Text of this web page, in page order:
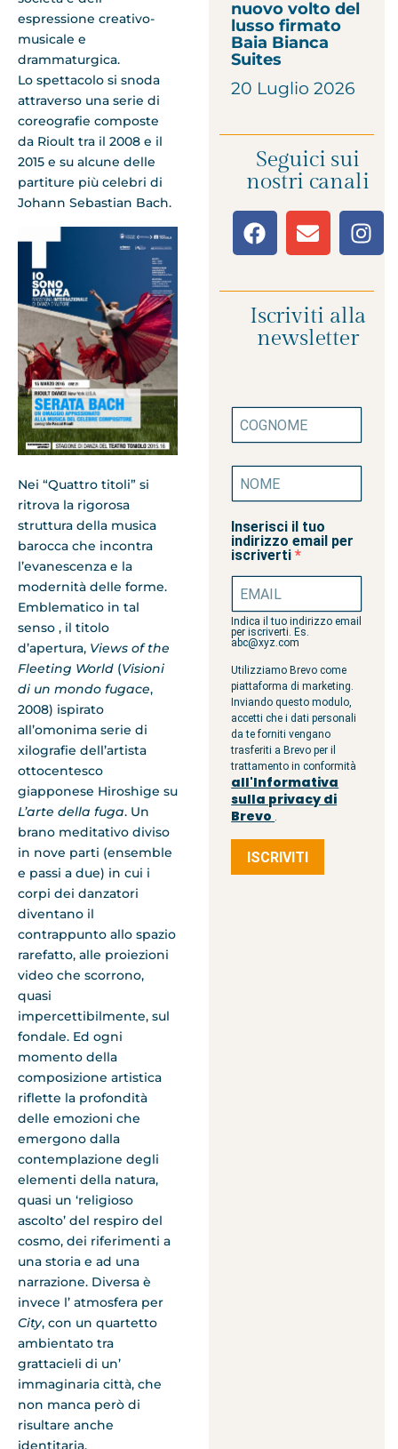
espressione creativo-
musicale e
drammaturgica.
Lo spettacolo si snoda
attraverso una serie di
coreografie composte
da Rioult tra il 2008 e il
2015 e su alcune delle
partiture più celebri di
Johann Sebastian Bach.
Nei “Quattro titoli” si
ritrova la rigorosa
struttura della musica
barocca che incontra
l’evanescenza e la
modernità delle forme.
Emblematico in tal
senso , il titolo
d’apertura, Views of the
Fleeting World (Visioni
di un mondo fugace,
2008) ispirato
all’omonima serie di
xilografie dell’artista
ottocentesco
giapponese Hiroshige su
L’arte della fuga. Un
brano meditativo diviso
in nove parti (ensemble
e passi a due) in cui i
corpi dei danzatori
diventano il
contrappunto allo spazio
rarefatto, alle proiezioni
video che scorrono,
quasi
impercettibilmente, sul
fondale. Ed ogni
momento della
composizione artistica
riflette la profondità
delle emozioni che
emergono dalla
contemplazione degli
elementi della natura,
quasi un ‘religioso
ascolto’ del respiro del
cosmo, dei riferimenti a
una storia e ad una
narrazione. Diversa è
invece l’ atmosfera per
City, con un quartetto
ambientato tra
grattacieli di un’
immaginaria città, che
non manca però di
risultare anche
identitaria.
nuovo volto del
lusso firmato
Baia Bianca
Suites
20 Luglio 2026
Seguici sui
nostri canali
Iscriviti alla
newsletter
Inserisci il tuo
indirizzo email per
iscriverti
Indica il tuo indirizzo email
per iscriverti. Es.
abc@xyz.com
Utilizziamo Brevo come
piattaforma di marketing.
Inviando questo modulo,
accetti che i dati personali
da te forniti vengano
trasferiti a Brevo per il
trattamento in conformità
all'Informativa
sulla privacy di
Brevo .
ISCRIVITI